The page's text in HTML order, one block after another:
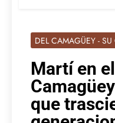
DEL CAMAGÜEY - SU
Martí en
que